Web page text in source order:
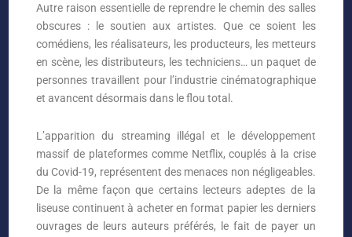
Autre raison essentielle de reprendre le chemin des salles
obscures : le soutien aux artistes. Que ce soient les
comédiens, les réalisateurs, les producteurs, les metteurs
en scène, les distributeurs, les techniciens… un paquet de
personnes travaillent pour l’industrie cinématographique
et avancent désormais dans le flou total.
L’apparition du streaming illégal et le développement
massif de plateformes comme Netflix, couplés à la crise
du Covid-19, représentent des menaces non négligeables.
De la même façon que certains lecteurs adeptes de la
liseuse continuent à acheter en format papier les derniers
ouvrages de leurs auteurs préférés, le fait de payer un